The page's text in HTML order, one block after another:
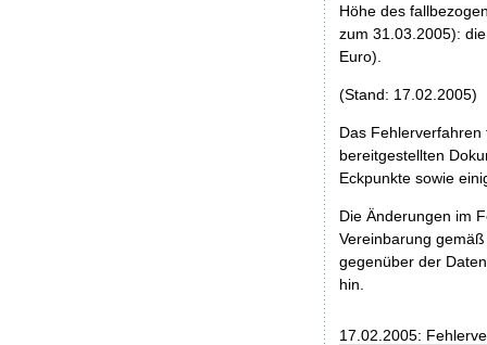
Höhe des
zum 31.03.2005):
Euro).
(Stand: 17.02.2005)
Das
bereitgestellten
Eckpunkte sowie
Die Änderungen im
Vereinbarung
gegenüber der
hin.
17.02.2005: